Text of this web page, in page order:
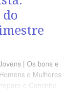
| Os bons e
e Mulheres
o Caminho